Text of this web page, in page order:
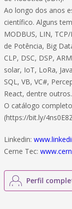
Ao longo dos anos
científico. Alguns
MODBUS, LIN,
de Potência, Big
CLP, DSC, DSP,
solar, IoT, LoRa,
SQL, VB, VC#,
React, dentre outros.
O catálogo
(https://bit.ly/
Linkedin:
Cerne Tec:
Perfil